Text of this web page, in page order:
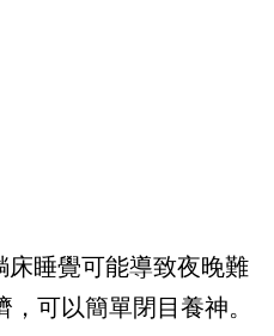
睡覺可能導致夜晚難
可以簡單閉目養神。